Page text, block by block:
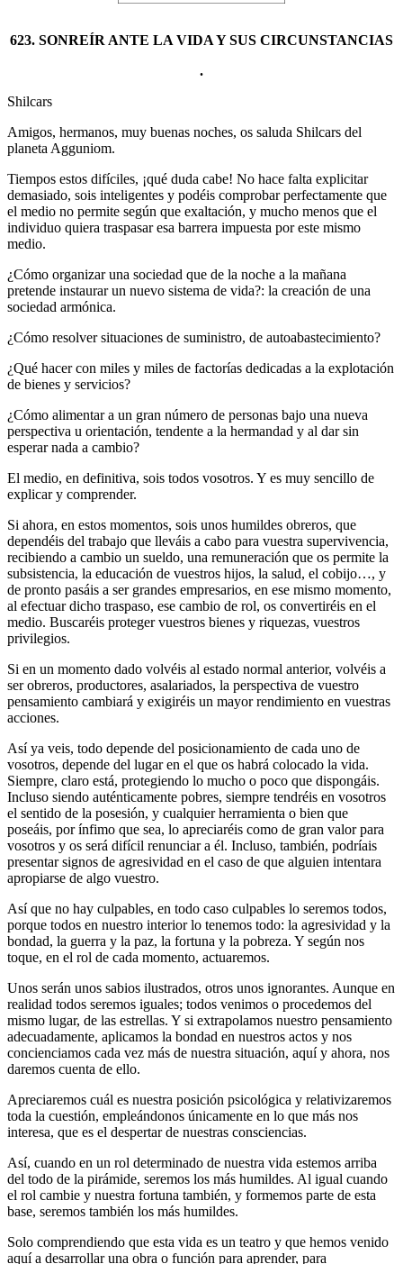
623. SONREÍR ANTE LA VIDA Y SUS CIRCUNSTANCIAS
.
Shilcars
Amigos, hermanos, muy buenas noches, os saluda Shilcars del
planeta Agguniom.
Tiempos estos difíciles, ¡qué duda cabe! No hace falta explicitar
demasiado, sois inteligentes y podéis comprobar perfectamente que
el medio no permite según que exaltación, y mucho menos que el
individuo quiera traspasar esa barrera impuesta por este mismo
medio.
¿Cómo organizar una sociedad que de la noche a la mañana
pretende instaurar un nuevo sistema de vida?: la creación de una
sociedad armónica.
¿Cómo resolver situaciones de suministro, de autoabastecimiento?
¿Qué hacer con miles y miles de factorías dedicadas a la explotación
de bienes y servicios?
¿Cómo alimentar a un gran número de personas bajo una nueva
perspectiva u orientación, tendente a la hermandad y al dar sin
esperar nada a cambio?
El medio, en definitiva, sois todos vosotros. Y es muy sencillo de
explicar y comprender.
Si ahora, en estos momentos, sois unos humildes obreros, que
dependéis del trabajo que lleváis a cabo para vuestra supervivencia,
recibiendo a cambio un sueldo, una remuneración que os permite la
subsistencia, la educación de vuestros hijos, la salud, el cobijo…, y
de pronto pasáis a ser grandes empresarios, en ese mismo momento,
al efectuar dicho traspaso, ese cambio de rol, os convertiréis en el
medio. Buscaréis proteger vuestros bienes y riquezas, vuestros
privilegios.
Si en un momento dado volvéis al estado normal anterior, volvéis a
ser obreros, productores, asalariados, la perspectiva de vuestro
pensamiento cambiará y exigiréis un mayor rendimiento en vuestras
acciones.
Así ya veis, todo depende del posicionamiento de cada uno de
vosotros, depende del lugar en el que os habrá colocado la vida.
Siempre, claro está, protegiendo lo mucho o poco que dispongáis.
Incluso siendo auténticamente pobres, siempre tendréis en vosotros
el sentido de la posesión, y cualquier herramienta o bien que
poseáis, por ínfimo que sea, lo apreciaréis como de gran valor para
vosotros y os será difícil renunciar a él. Incluso, también, podríais
presentar signos de agresividad en el caso de que alguien intentara
apropiarse de algo vuestro.
Así que no hay culpables, en todo caso culpables lo seremos todos,
porque todos en nuestro interior lo tenemos todo: la agresividad y la
bondad, la guerra y la paz, la fortuna y la pobreza. Y según nos
toque, en el rol de cada momento, actuaremos.
Unos serán unos sabios ilustrados, otros unos ignorantes. Aunque en
realidad todos seremos iguales; todos venimos o procedemos del
mismo lugar, de las estrellas. Y si extrapolamos nuestro pensamiento
adecuadamente, aplicamos la bondad en nuestros actos y nos
concienciamos cada vez más de nuestra situación, aquí y ahora, nos
daremos cuenta de ello.
Apreciaremos cuál es nuestra posición psicológica y relativizaremos
toda la cuestión, empleándonos únicamente en lo que más nos
interesa, que es el despertar de nuestras consciencias.
Así, cuando en un rol determinado de nuestra vida estemos arriba
del todo de la pirámide, seremos los más humildes. Al igual cuando
el rol cambie y nuestra fortuna también, y formemos parte de esta
base, seremos también los más humildes.
Solo comprendiendo que esta vida es un teatro y que hemos venido
aquí a desarrollar una obra o función para aprender, para